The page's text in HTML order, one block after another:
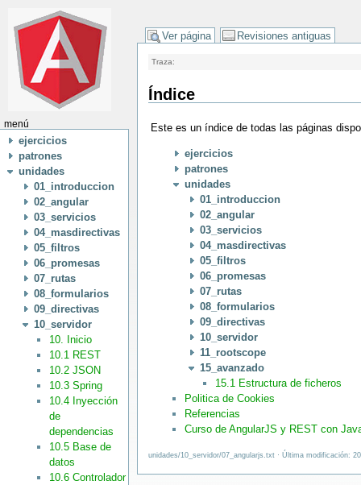
menú
ejercicios
patrones
unidades
01_introduccion
02_angular
03_servicios
04_masdirectivas
05_filtros
06_promesas
07_rutas
08_formularios
09_directivas
10_servidor
10. Inicio
10.1 REST
10.2 JSON
10.3 Spring
10.4 Inyección
de
dependencias
10.5 Base de
datos
10.6 Controlador
Ver página Revisiones antiguas
Traza:
Índice
Este es un índice de todas las páginas
ejercicios
patrones
unidades
01_introduccion
02_angular
03_servicios
04_masdirectivas
05_filtros
06_promesas
07_rutas
08_formularios
09_directivas
10_servidor
11_rootscope
15_avanzado
15.1 Estructura de ficheros
Politica de Cookies
Referencias
Curso de AngularJS y REST con
unidades/10_servidor/07_angularjs.txt · Última modificación: